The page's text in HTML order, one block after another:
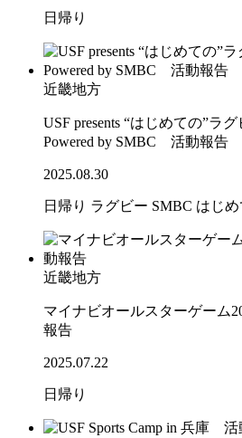
日帰り
近畿地方
USF presents “はじめての”ラ
Powered by SMBC 活動報告
2025.08.30
日帰り ラグビー SMBC はじ
近畿地方
マイナビオールスターゲーム
報告
2025.07.22
日帰り